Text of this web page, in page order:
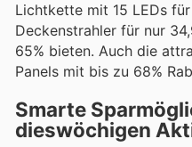
Lichtkette mit 15 LEDs
Deckenstrahler für nur
65% bieten. Auch die
Panels mit bis zu 68%
Smarte
dieswöchigen